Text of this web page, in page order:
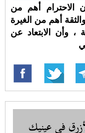
أهم من
أهم من الغيرة
وأن الابتعاد عن